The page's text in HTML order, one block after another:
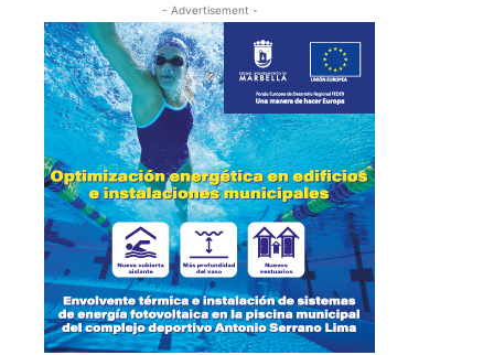
- Advertisement -